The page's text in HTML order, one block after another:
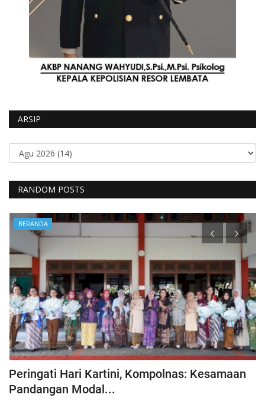
ARSIP
RANDOM POSTS
BERANDA
Peringati Hari Kartini, Kompolnas: Kesamaan
Pandangan Modal...